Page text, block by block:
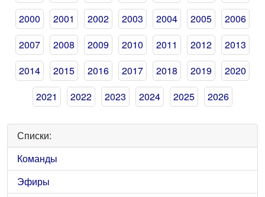
2000
2001 2002 2003 2004 2005
2006
2007
2008 2009 2010 2011 2012
2013
2014
2015 2016 2017 2018 2019
2020
2021
2022 2023 2024 2025 2026
Списки:
Команды
Эфиры